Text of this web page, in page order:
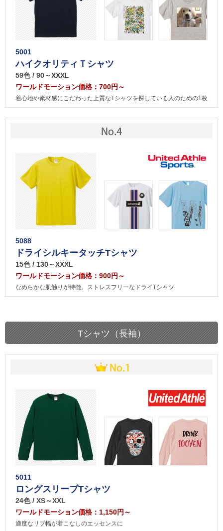
5001
ハイクオリティＴシャツ
59色 / 90～XXXL
ワールドモーション価格：700円～
着心地や素材感にこだわった上質なTシャツを探している人のための1枚
5088
ドライシルキータッチTシャツ
15色 / 130～XXXL
ワールドモーション価格：900円～
なめらかな肌触りが特徴。ストレスフリーなドライTシャツ
Tシャツ（長袖）
5011
ロングスリーブTシャツ
24色 / XS～XXL
ワールドモーション価格：1,150円～
適度なリブ幅が着こなしのエッセンスに